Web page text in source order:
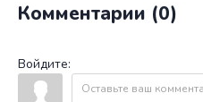
Комментарии (0)
Войдите: